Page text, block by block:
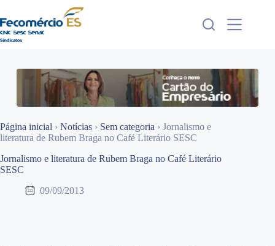
para
o
conteúdo
Página inicial › Notícias › Sem categoria › Jornalismo e
literatura de Rubem Braga no Café Literário SESC
Jornalismo e literatura de Rubem Braga no Café Literário
SESC
09/09/2013